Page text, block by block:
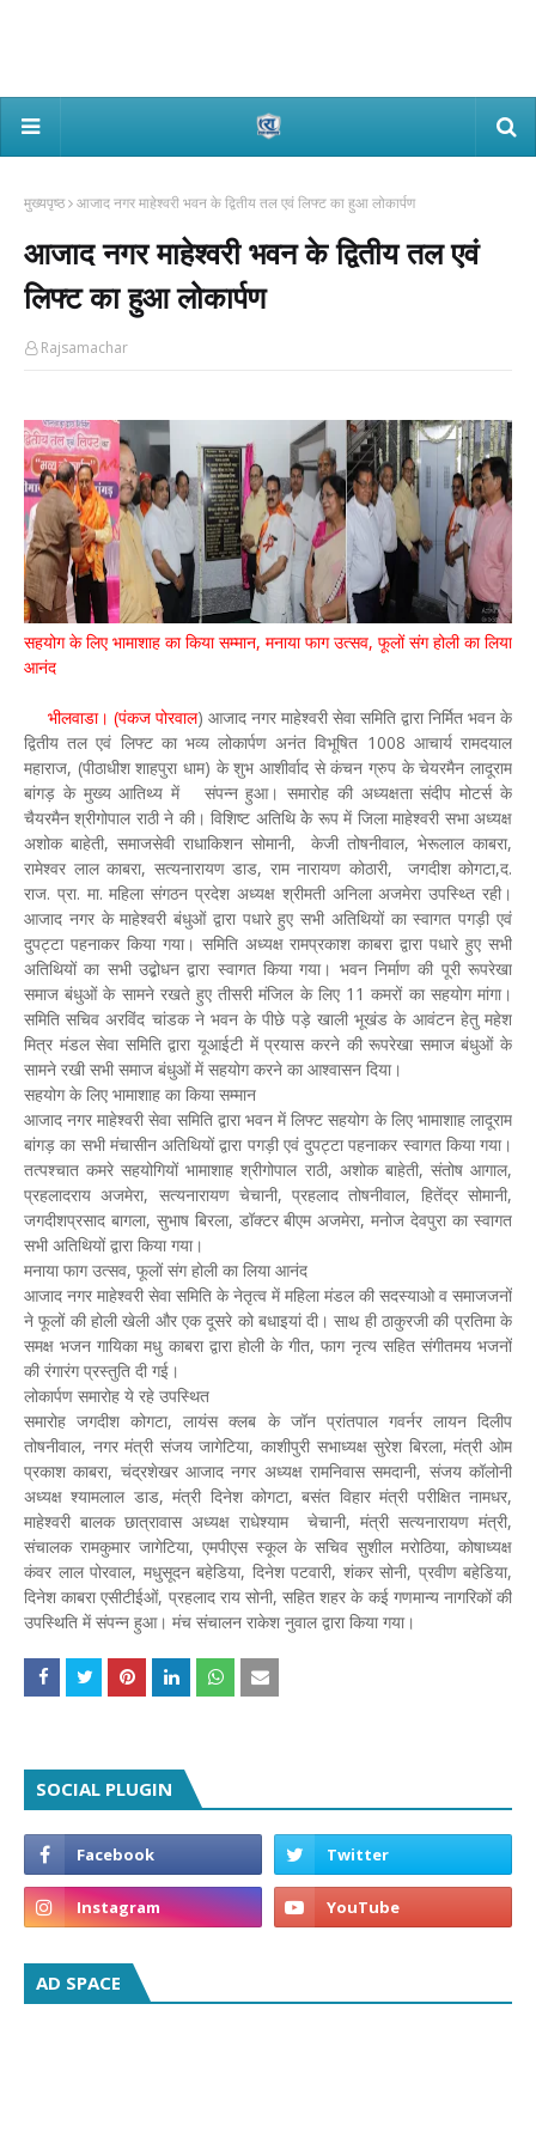
मुख्यपृष्ठ आजाद नगर माहेश्वरी भवन के द्वितीय तल एवं लिफ्ट का हुआ लोकार्पण
आजाद नगर माहेश्वरी भवन के द्वितीय तल एवं
लिफ्ट का हुआ लोकार्पण
Rajsamachar
सहयोग के लिए भामाशाह का किया सम्मान, मनाया फाग उत्सव, फूलों संग होली का लिया
आनंद
भीलवाडा। (पंकज पोरवाल) आजाद नगर माहेश्वरी सेवा समिति द्वारा निर्मित भवन के
द्वितीय तल एवं लिफ्ट का भव्य लोकार्पण अनंत विभूषित 1008 आचार्य रामदयाल
महाराज, (पीठाधीश शाहपुरा धाम) के शुभ आशीर्वाद से कंचन ग्रुप के चेयरमैन लादूराम
बांगड़ के मुख्य आतिथ्य में संपन्न हुआ। समारोह की अध्यक्षता संदीप मोटर्स के
चैयरमैन श्रीगोपाल राठी ने की। विशिष्ट अतिथि केे रूप में जिला माहेश्वरी सभा अध्यक्ष
अशोक बाहेती, समाजसेवी राधाकिशन सोमानी, केजी तोषनीवाल, भेरूलाल काबरा,
रामेश्वर लाल काबरा, सत्यनारायण डाड, राम नारायण कोठारी, जगदीश कोगटा,द.
राज. प्रा. मा. महिला संगठन प्रदेश अध्यक्ष श्रीमती अनिला अजमेरा उपस्थ्ति रही।
आजाद नगर के माहेश्वरी बंधुओं द्वारा पधारे हुए सभी अतिथियों का स्वागत पगड़ी एवं
दुपट्टा पहनाकर किया गया। समिति अध्यक्ष रामप्रकाश काबरा द्वारा पधारे हुए सभी
अतिथियों का सभी उद्बोधन द्वारा स्वागत किया गया। भवन निर्माण की पूरी रूपरेखा
समाज बंधुओं के सामने रखते हुए तीसरी मंजिल के लिए 11 कमरों का सहयोग मांगा।
समिति सचिव अरविंद चांडक ने भवन के पीछे पड़े खाली भूखंड के आवंटन हेतु महेश
मित्र मंडल सेवा समिति द्वारा यूआईटी में प्रयास करने की रूपरेखा समाज बंधुओं के
सामने रखी सभी समाज बंधुओं में सहयोग करने का आश्वासन दिया।
सहयोग के लिए भामाशाह का किया सम्मान
आजाद नगर माहेश्वरी सेवा समिति द्वारा भवन में लिफ्ट सहयोग के लिए भामाशाह लादूराम
बांगड़ का सभी मंचासीन अतिथियों द्वारा पगड़ी एवं दुपट्टा पहनाकर स्वागत किया गया।
तत्पश्चात कमरे सहयोगियों भामाशाह श्रीगोपाल राठी, अशोक बाहेती, संतोष आगाल,
प्रहलादराय अजमेरा, सत्यनारायण चेचानी, प्रहलाद तोषनीवाल, हितेंद्र सोमानी,
जगदीशप्रसाद बागला, सुभाष बिरला, डॉक्टर बीएम अजमेरा, मनोज देवपुरा का स्वागत
सभी अतिथियों द्वारा किया गया।
मनाया फाग उत्सव, फूलों संग होली का लिया आनंद
आजाद नगर माहेश्वरी सेवा समिति के नेतृत्व में महिला मंडल की सदस्याओ व समाजजनों
ने फूलों की होली खेली और एक दूसरे को बधाइयां दी। साथ ही ठाकुरजी की प्रतिमा के
समक्ष भजन गायिका मधु काबरा द्वारा होली के गीत, फाग नृत्य सहित संगीतमय भजनों
की रंगारंग प्रस्तुति दी गई।
लोकार्पण समारोह ये रहे उपस्थित
समारोह जगदीश कोगटा, लायंस क्लब के जॉन प्रांतपाल गवर्नर लायन दिलीप
तोषनीवाल, नगर मंत्री संजय जागेटिया, काशीपुरी सभाध्यक्ष सुरेश बिरला, मंत्री ओम
प्रकाश काबरा, चंद्रशेखर आजाद नगर अध्यक्ष रामनिवास समदानी, संजय कॉलोनी
अध्यक्ष श्यामलाल डाड, मंत्री दिनेश कोगटा, बसंत विहार मंत्री परीक्षित नामधर,
माहेश्वरी बालक छात्रावास अध्यक्ष राधेश्याम चेचानी, मंत्री सत्यनारायण मंत्री,
संचालक रामकुमार जागेटिया, एमपीएस स्कूल के सचिव सुशील मरोठिया, कोषाध्यक्ष
कंवर लाल पोरवाल, मधुसूदन बहेडिया, दिनेश पटवारी, शंकर सोनी, प्रवीण बहेडिया,
दिनेश काबरा एसीटीईओं, प्रहलाद राय सोनी, सहित शहर के कई गणमान्य नागरिकों की
उपस्थिति में संपन्न हुआ। मंच संचालन राकेश नुवाल द्वारा किया गया।
SOCIAL PLUGIN
AD SPACE